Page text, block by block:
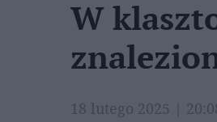
W
18 lutego 2025 |